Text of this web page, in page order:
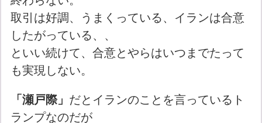
取引は好調、うまくっている、イランは合意
したがっている、、
といい続けて、合意とやらはいつまでたって
も実現しない。
「瀬戸際」 だとイランのことを言っているト
ランプなのだが